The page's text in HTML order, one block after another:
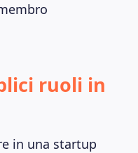
ruoli in
in una startup